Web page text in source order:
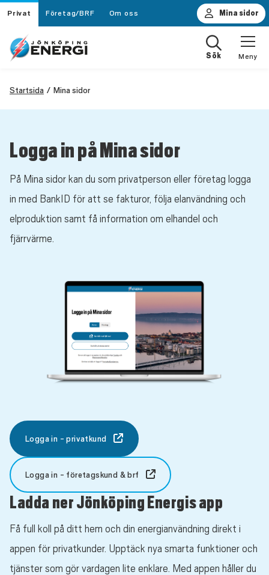
Privat Företag/BRF Om oss
Sök
Mina sidor
Meny
Startsida Mina sidor
Logga in på Mina sidor
På Mina sidor kan du som privatperson eller företag logga
in med BankID för att se fakturor, följa elanvändning och
elproduktion samt få information om elhandel och
fjärrvärme.
Logga in - privatkund
Logga in - företagskund & brf
Ladda ner Jönköping Energis app
Få full koll på ditt hem och din energianvändning direkt i
appen för privatkunder. Upptäck nya smarta funktioner och
tjänster som gör vardagen lite enklare. Med appen håller du